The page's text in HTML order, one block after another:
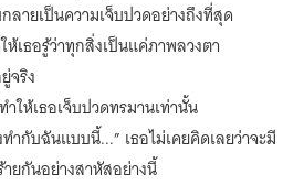
ลายเป็นความเจ็บปวดอย่างถึงที่สุด
เธอรู้ว่าทุกสิ่งเป็นแค่ภาพลวงตา
จริง
ให้เธอเจ็บปวดทรมานเท่านั้น
ำกับฉันแบบนี้...” เธอไม่เคยคิดเลยว่าจะมี
ยกันอย่างสาหัสอย่างนี้